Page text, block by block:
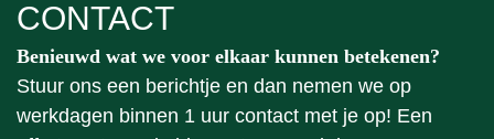
CONTACT
Benieuwd wat we voor elkaar kunnen betekenen?
Stuur ons een berichtje en dan nemen we op
werkdagen binnen 1 uur contact met je op! Een